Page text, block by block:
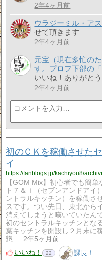
2年4ヶ月前
ウラジーミル・ア
せて頂きます
2年4ヶ月前
元宝（現在多忙の
す。プロフ下部の
いいね！ありがと
2年4ヶ月前
初のＣＫを稼働させた
イ
https://fanblogs.jp/kachiyou8/
【GOM Mix】初心者でも簡単
ト７＆ｉ（セブンアンドアイ
ントラルキッチン）を稼働さ
スです。つい先日、東北から
消えてしまうと嘆いていたん
初のセントラルキッチンとな
葉キッチンを開設し２月末に
惣…
2年5ヶ月前
いいね！
22 課長！